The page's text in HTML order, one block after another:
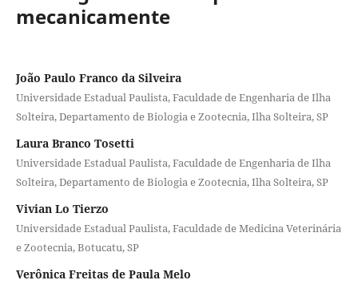
mecanicamente
João Paulo Franco da Silveira
Universidade Estadual Paulista, Faculdade de Engenharia de Ilha
Solteira, Departamento de Biologia e Zootecnia, Ilha Solteira, SP
Laura Branco Tosetti
Universidade Estadual Paulista, Faculdade de Engenharia de Ilha
Solteira, Departamento de Biologia e Zootecnia, Ilha Solteira, SP
Vivian Lo Tierzo
Universidade Estadual Paulista, Faculdade de Medicina Veterinária
e Zootecnia, Botucatu, SP
Verônica Freitas de Paula Melo